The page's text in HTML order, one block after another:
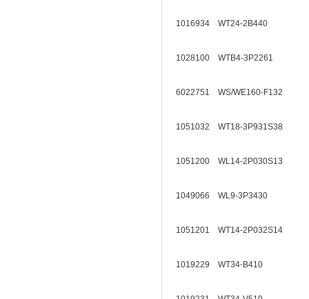
1016934 WT24-2B440
1028100 WTB4-3P2261
6022751 WS/WE160-F132
1051032 WT18-3P931S38
1051200 WL14-2P030S13
1049066 WL9-3P3430
1051201 WT14-2P032S14
1019229 WT34-B410